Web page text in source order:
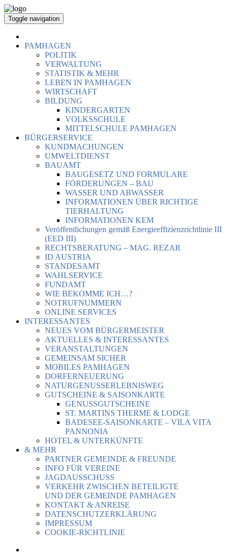
Toggle navigation
PAMHAGEN
POLITIK
VERWALTUNG
STATISTIK & MEHR
LEBEN IN PAMHAGEN
WIRTSCHAFT
BILDUNG
KINDERGARTEN
VOLKSSCHULE
MITTELSCHULE PAMHAGEN
BÜRGERSERVICE
KUNDMACHUNGEN
UMWELTDIENST
BAUAMT
BAUGESETZ UND FORMULARE
FÖRDERUNGEN – BAU
WASSER UND ABWASSER
INFORMATIONEN ÜBER RICHTIGE
TIERHALTUNG
INFORMATIONEN KEM
Veröffentlichungen gemäß Energieeffizienzrichtlinie III
(EED III)
RECHTSBERATUNG – MAG. REZAR
ID AUSTRIA
STANDESAMT
WAHLSERVICE
FUNDAMT
WIE BEKOMME ICH…?
NOTRUFNUMMERN
ONLINE SERVICES
INTERESSANTES
NEUES VOM BÜRGERMEISTER
AKTUELLES & INTERESSANTES
VERANSTALTUNGEN
GEMEINSAM SICHER
MOBILES PAMHAGEN
DORFERNEUERUNG
NATURGENUSSERLEBNISWEG
GUTSCHEINE & SAISONKARTE
GENUSSGUTSCHEINE
ST. MARTINS THERME & LODGE
BADESEE-SAISONKARTE – VILA VITA
PANNONIA
HOTEL & UNTERKÜNFTE
& MEHR
PARTNER GEMEINDE & FREUNDE
INFO FÜR VEREINE
JAGDAUSSCHUSS
VERKEHR ZWISCHEN BETEILIGTE
UND DER GEMEINDE PAMHAGEN
KONTAKT & ANREISE
DATENSCHUTZERKLÄRUNG
IMPRESSUM
COOKIE-RICHTLINIE